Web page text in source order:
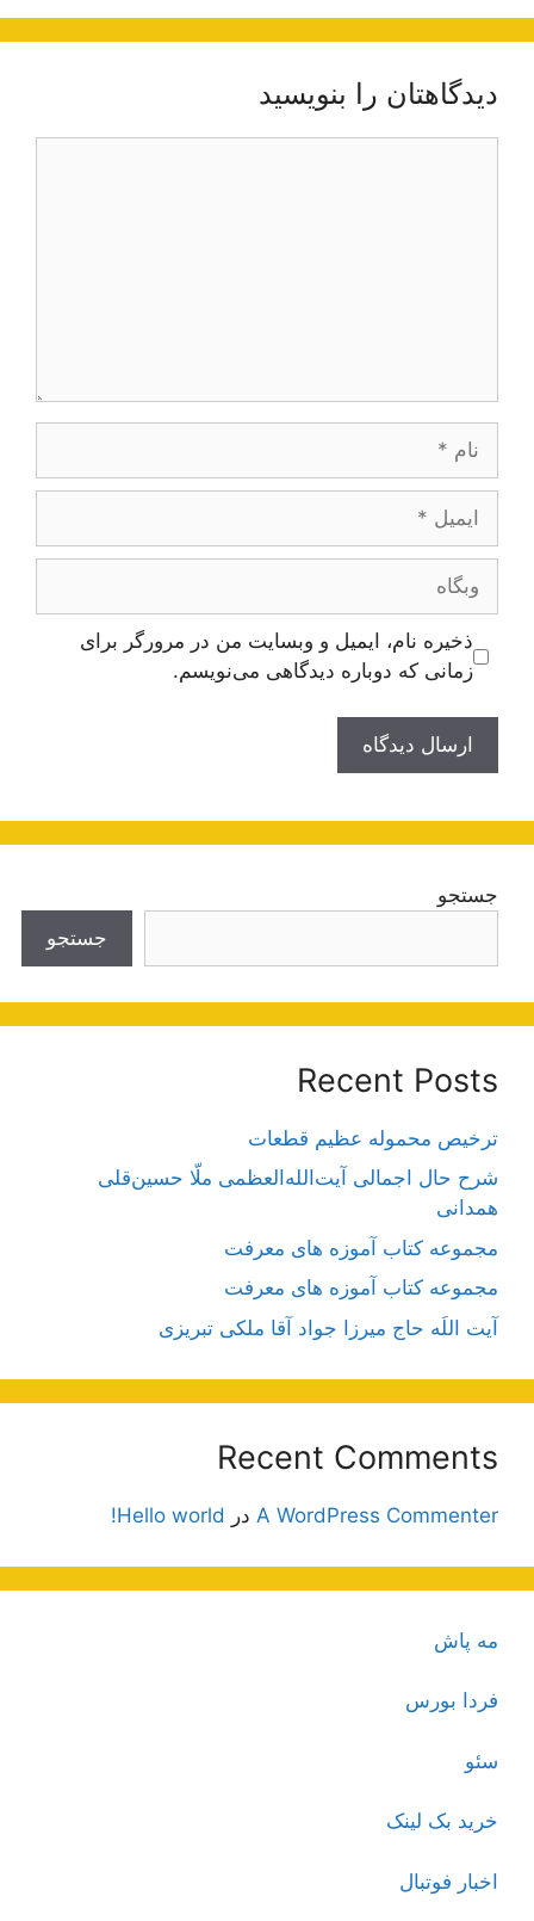
دیدگاهتان را بنویسید
ایمیل
وبگاه
ذخیره نام، ایمیل و وبسایت من در مرورگر برای
زمانی که دوباره دیدگاهی می‌نویسم.
جستجو
جستجو
Recent Posts
ترخیص محموله عظیم قطعات
شرح حال اجمالی آیت‌الله‌العظمی ملّا حسین‌قلی
همدانی
مجموعه کتاب آموزه های معرفت
مجموعه کتاب آموزه های معرفت
آیت اللَه حاج میرزا جواد آقا ملکی تبریزی
Recent Comments
A WordPress Commenter در Hello world!
مه پاش
فردا بورس
سئو
خرید بک لینک
اخبار فوتبال